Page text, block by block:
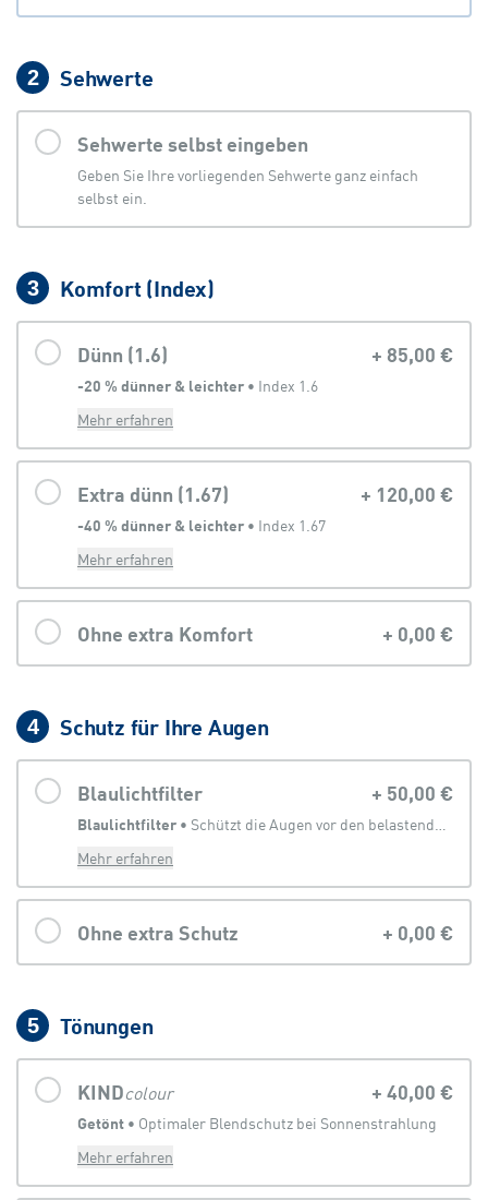
2 Sehwerte
Sehwerte selbst eingeben
Geben Sie Ihre vorliegenden Sehwerte ganz einfach
selbst ein.
3 Komfort (Index)
Dünn (1.6) + 85,00 €
-20 % dünner & leichter • Index 1.6
Mehr erfahren
Extra dünn (1.67) + 120,00 €
-40 % dünner & leichter • Index 1.67
Mehr erfahren
Ohne extra Komfort + 0,00 €
4 Schutz für Ihre Augen
Blaulichtfilter + 50,00 €
Blaulichtfilter •
Schützt die Augen vor den belastenden Anteilen des Lichtes, welches von digitalen Geräten abgegeben wird
Mehr erfahren
Ohne extra Schutz + 0,00 €
5 Tönungen
KINDcolour +40,00 €
Getönt • Optimaler Blendschutz bei Sonnenstrahlung
Mehr erfahren